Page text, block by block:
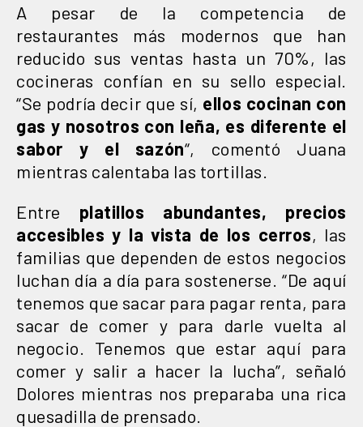
A pesar de la competencia de
restaurantes más modernos que han
reducido sus ventas hasta un 70%, las
cocineras confían en su sello especial.
“Se podría decir que sí, ellos cocinan con
gas y nosotros con leña, es diferente el
sabor y el sazón“, comentó Juana
mientras calentaba las tortillas.
Entre platillos abundantes, precios
accesibles y la vista de los cerros, las
familias que dependen de estos negocios
luchan día a día para sostenerse. “De aquí
tenemos que sacar para pagar renta, para
sacar de comer y para darle vuelta al
negocio. Tenemos que estar aquí para
comer y salir a hacer la lucha”, señaló
Dolores mientras nos preparaba una rica
quesadilla de prensado.